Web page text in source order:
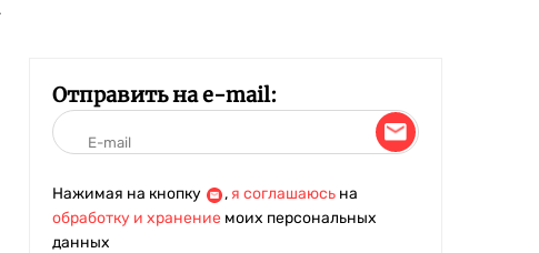
Отправить на e-mail:
Нажимая на кнопку , я соглашаюсь на
обработку и хранение моих персональных
данных